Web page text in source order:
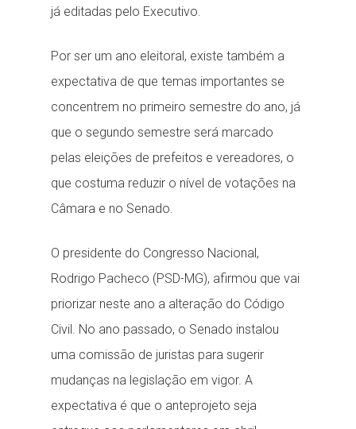
já editadas pelo Executivo.
Por ser um ano eleitoral, existe também a
expectativa de que temas importantes se
concentrem no primeiro semestre do ano, já
que o segundo semestre será marcado
pelas eleições de prefeitos e vereadores, o
que costuma reduzir o nível de votações na
Câmara e no Senado.
O presidente do Congresso Nacional,
Rodrigo Pacheco (PSD-MG), afirmou que vai
priorizar neste ano a alteração do Código
Civil. No ano passado, o Senado instalou
uma comissão de juristas para sugerir
mudanças na legislação em vigor. A
expectativa é que o anteprojeto seja